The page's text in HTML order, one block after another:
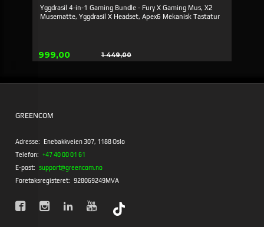
Yggdrasil 4-in-1 Gaming Bundle - Fury X Gaming Mus, X2
Musematte, Yggdrasil X Headset, Apex6 Mekanisk Tastatur
Tilbud
999,00 1 449,00
Rabatt
GREENCOM
Adresse: Enebakkveien 307, 1188 Oslo
Telefon: +47 40 00 01 61
E-post: support@greencom.no
Foretaksregisteret: 928069249MVA